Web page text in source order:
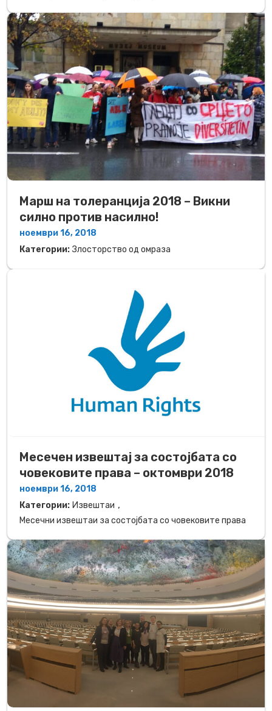
Марш на толеранција 2018 – Викни
силно против насилно!
ноември 16, 2018
Категории: Злосторство од омраза
Месечен извештај за состојбата со
човековите права – октомври 2018
ноември 16, 2018
Категории: Извештаи ,
Месечни извештаи за состојбата со човековите права